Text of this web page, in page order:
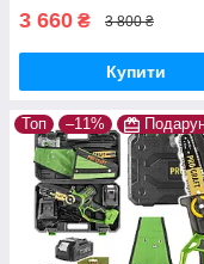
3 660 ₴ 3 800 ₴
Купити
Топ –11%